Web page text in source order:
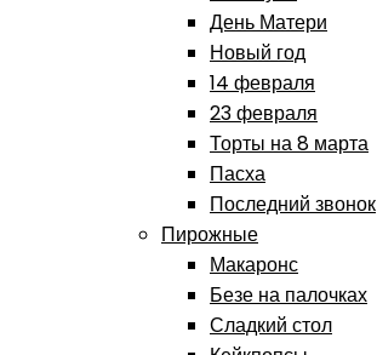
День Матери
Новый год
14 февраля
23 февраля
Торты на 8 марта
Пасха
Последний звонок
Пирожные
Макаронс
Безе на палочках
Сладкий стол